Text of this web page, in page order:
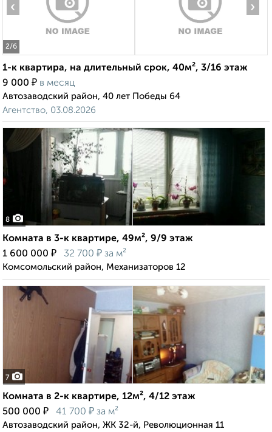
2/6
‹ ›
1-к квартира, на длительный срок, 40м², 3/16 этаж
9 000 ₽ в месяц
Автозаводский район, 40 лет Победы 64
Агентство, 03.08.2026
8
Комната в 3-к квартире, 49м², 9/9 этаж
1 600 000 ₽ 32 700 ₽ за м²
Комсомольский район, Механизаторов 12
7
Комната в 2-к квартире, 12м², 4/12 этаж
500 000 ₽ 41 700 ₽ за м²
Автозаводский район, ЖК 32-й, Революционная 11